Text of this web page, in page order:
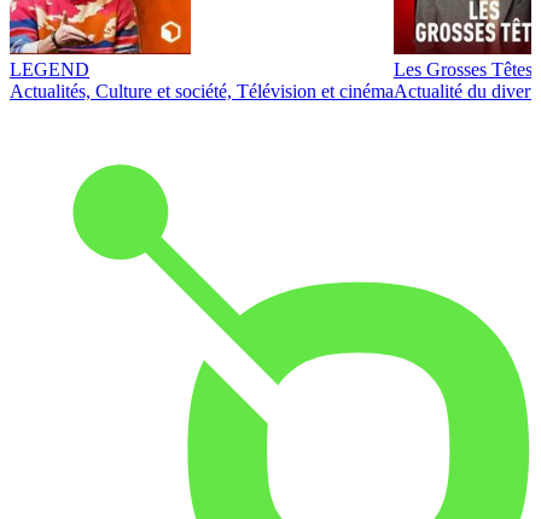
LEGEND
Actualités, Culture et société, Télévision et cinéma
Les Grosses Têtes
Actualité du